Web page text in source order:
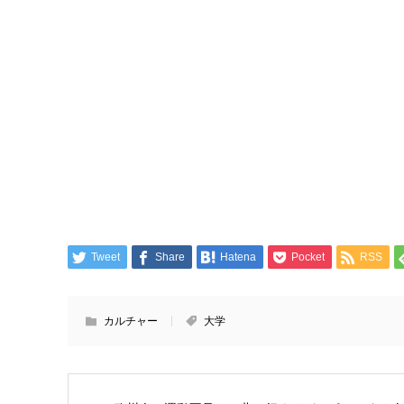
Tweet Share Hatena Pocket RSS
カルチャー 大学